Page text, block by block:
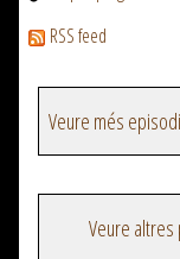
RSS feed
Veure altres